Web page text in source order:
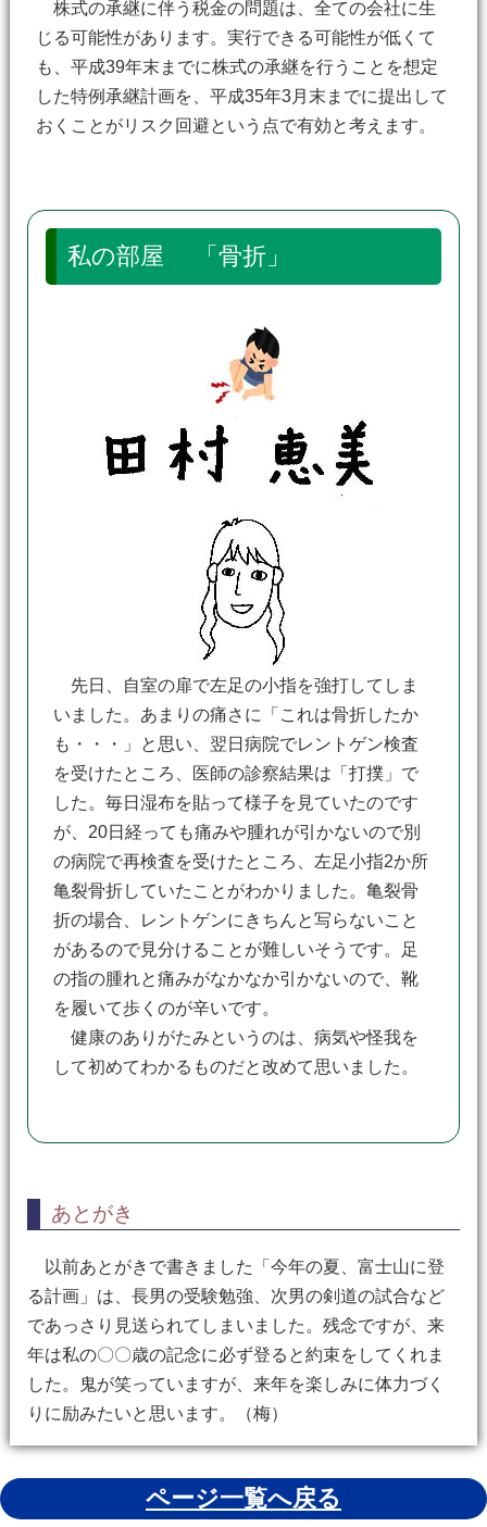
株式の承継に伴う税金の問題は、全ての会社に生
じる可能性があります。実行できる可能性が低くて
も、平成39年末までに株式の承継を行うことを想定
した特例承継計画を、平成35年3月末までに提出して
おくことがリスク回避という点で有効と考えます。
私の部屋 「骨折」
先日、自室の扉で左足の小指を強打してしま
いました。あまりの痛さに「これは骨折したか
も・・・」と思い、翌日病院でレントゲン検査
を受けたところ、医師の診察結果は「打撲」で
した。毎日湿布を貼って様子を見ていたのです
が、20日経っても痛みや腫れが引かないので別
の病院で再検査を受けたところ、左足小指2か所
亀裂骨折していたことがわかりました。亀裂骨
折の場合、レントゲンにきちんと写らないこと
があるので見分けることが難しいそうです。足
の指の腫れと痛みがなかなか引かないので、靴
を履いて歩くのが辛いです。
健康のありがたみというのは、病気や怪我を
して初めてわかるものだと改めて思いました。
あとがき
以前あとがきで書きました「今年の夏、富士山に登
る計画」は、長男の受験勉強、次男の剣道の試合など
であっさり見送られてしまいました。残念ですが、来
年は私の〇〇歳の記念に必ず登ると約束をしてくれま
した。鬼が笑っていますが、来年を楽しみに体力づく
りに励みたいと思います。（梅）
ページ一覧へ戻る